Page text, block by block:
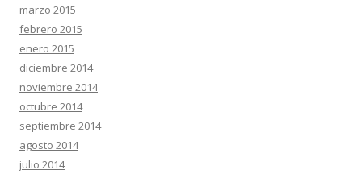
marzo 2015
febrero 2015
enero 2015
diciembre 2014
noviembre 2014
octubre 2014
septiembre 2014
agosto 2014
julio 2014